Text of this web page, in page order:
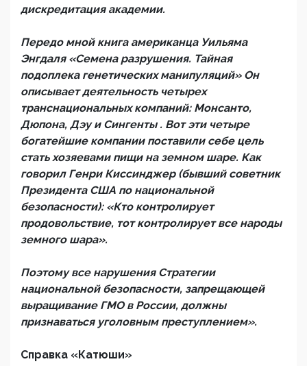
дискредитация академии.
Передо мной книга американца Уильяма
Энгдаля «Семена разрушения. Тайная
подоплека генетических манипуляций» Он
описывает деятельность четырех
транснациональных компаний: Монсанто,
Дюпона, Дэу и Сингенты . Вот эти четыре
богатейшие компании поставили себе цель
стать хозяевами пищи на земном шаре. Как
говорил Генри Киссинджер (бывший советник
Президента США по национальной
безопасности): «Кто контролирует
продовольствие, тот контролирует все народы
земного шара».
Поэтому все нарушения Стратегии
национальной безопасности, запрещающей
выращивание ГМО в России, должны
признаваться уголовным преступлением».
Справка «Катюши»